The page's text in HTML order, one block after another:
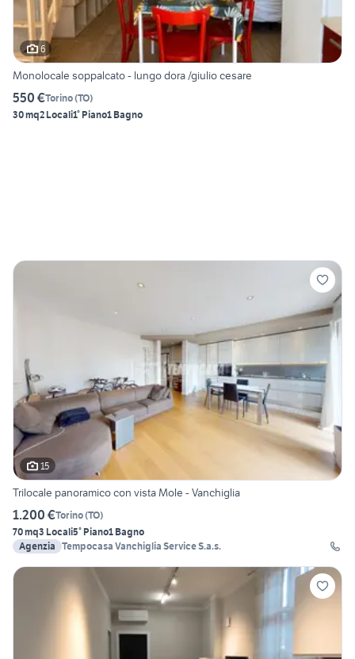
6
Monolocale soppalcato - lungo dora /giulio cesare
550 €Torino(TO)
30 mq2 Locali1° Piano1 Bagno
15
Trilocale panoramico con vista Mole - Vanchiglia
1.200 €Torino(TO)
70 mq3 Locali5° Piano1 Bagno
Agenzia Tempocasa Vanchiglia Service S.a.s.